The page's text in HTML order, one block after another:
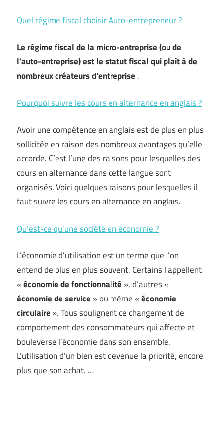
Quel régime fiscal choisir Auto-entrepreneur ?
Le régime fiscal de la micro-entreprise (ou de
l’auto-entreprise) est le statut fiscal qui plaît à de
nombreux créateurs d’entreprise .
Pourquoi suivre les cours en alternance en anglais ?
Avoir une compétence en anglais est de plus en plus
sollicitée en raison des nombreux avantages qu’elle
accorde. C’est l’une des raisons pour lesquelles des
cours en alternance dans cette langue sont
organisés. Voici quelques raisons pour lesquelles il
faut suivre les cours en alternance en anglais.
Qu’est-ce qu’une société en économie ?
L’économie d’utilisation est un terme que l’on
entend de plus en plus souvent. Certains l’appellent
«économie de fonctionnalité », d’autres «
économie de service » ou même «économie
circulaire ». Tous soulignent ce changement de
comportement des consommateurs qui affecte et
bouleverse l’économie dans son ensemble.
L’utilisation d’un bien est devenue la priorité, encore
plus que son achat. …